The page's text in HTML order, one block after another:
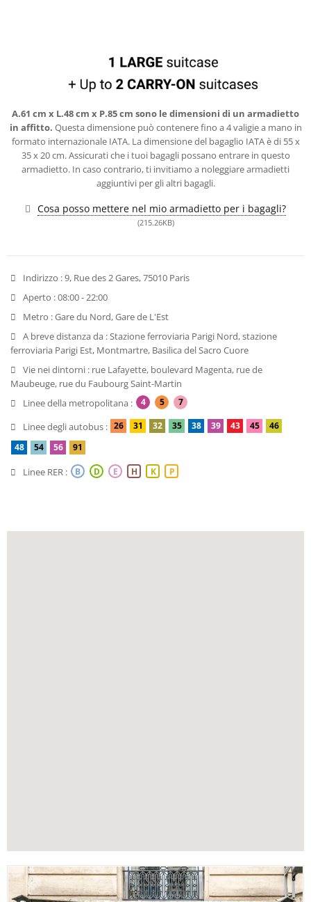
Indirizzo :9, Rue des 2 Gares, 75010 Paris
Aperto :08:00 - 22:00
Metro :Gare du Nord, Gare de L'Est
A breve distanza da :Stazione ferroviaria Parigi Nord, stazione
ferroviaria Parigi Est, Montmartre, Basilica del Sacro Cuore
Vie nei dintorni : rue Lafayette, boulevard Magenta, rue de
Maubeuge, rue du Faubourg Saint-Martin
Linee della metropolitana :
4 5 7
Linee degli autobus : 26 31 32 35 38 39 43 45
46
48
54 56 91
Linee RER : B D E H K P
A.61 cm x L.48 cm x P.85 cm sono le dimensioni di un armadietto
in affitto. Questa dimensione può contenere fino a 4 valigie a mano in
formato internazionale IATA. La dimensione del bagaglio IATA è di 55 x
35 x 20 cm. Assicurati che i tuoi bagagli possano entrare in questo
armadietto. In caso contrario, ti invitiamo a noleggiare armadietti
aggiuntivi per gli altri bagagli.
Cosa posso mettere nel mio armadietto per i bagagli?
(215.26KB)